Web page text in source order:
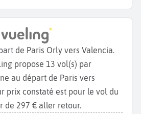
de Paris Orly vers Valencia.
propose 13 vol(s) par
au départ de Paris vers
prix constaté est pour le vol du
de 297 € aller retour.